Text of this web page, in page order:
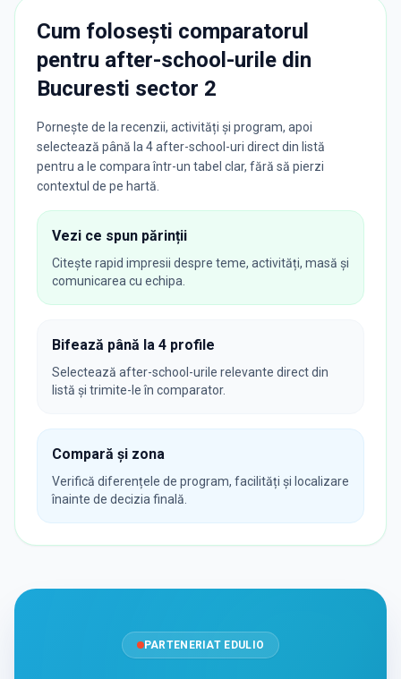
Cum folosești comparatorul
pentru after-school-urile din
Bucuresti sector 2
Pornește de la recenzii, activități și program, apoi
selectează până la 4 after-school-uri direct din listă
pentru a le compara într-un tabel clar, fără să pierzi
contextul de pe hartă.
Vezi ce spun părinții
Citește rapid impresii despre teme, activități, masă și
comunicarea cu echipa.
Bifează până la 4 profile
Selectează after-school-urile relevante direct din
listă și trimite-le în comparator.
Compară și zona
Verifică diferențele de program, facilități și localizare
înainte de decizia finală.
PARTENERIAT EDULIO